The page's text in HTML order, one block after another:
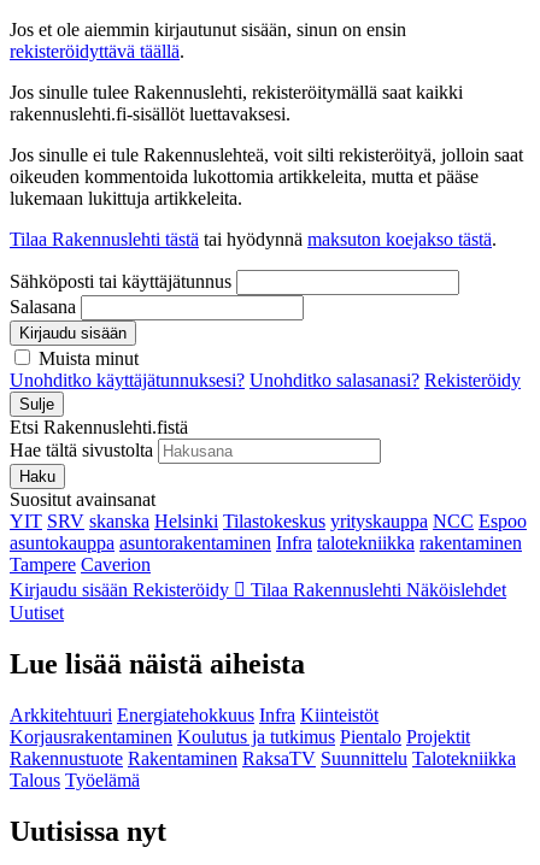
Jos et ole aiemmin kirjautunut sisään, sinun on ensin
rekisteröidyttävä täällä.
Jos sinulle tulee Rakennuslehti, rekisteröitymällä saat kaikki
rakennuslehti.fi-sisällöt luettavaksesi.
Jos sinulle ei tule Rakennuslehteä, voit silti rekisteröityä, jolloin saat
oikeuden kommentoida lukottomia artikkeleita, mutta et pääse
lukemaan lukittuja artikkeleita.
Tilaa Rakennuslehti tästä tai hyödynnä maksuton koejakso tästä.
Sähköposti tai käyttäjätunnus
Salasana
Kirjaudu sisään
Muista minut
Unohditko käyttäjätunnuksesi? Unohditko salasanasi? Rekisteröidy
Sulje
Etsi Rakennuslehti.fistä
Hae tältä sivustolta
Haku
Suositut avainsanat
YIT SRV skanska Helsinki Tilastokeskus yrityskauppa NCC Espoo
asuntokauppa asuntorakentaminen Infra talotekniikka rakentaminen
Tampere Caverion
Kirjaudu sisään Rekisteröidy Tilaa Rakennuslehti Näköislehdet
Uutiset
Lue lisää näistä aiheista
Arkkitehtuuri Energiatehokkuus Infra Kiinteistöt
Korjausrakentaminen Koulutus ja tutkimus Pientalo Projektit
Rakennustuote Rakentaminen RaksaTV Suunnittelu Talotekniikka
Talous Työelämä
Uutisissa nyt